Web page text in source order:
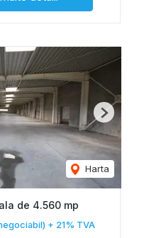
Harta
Next
de 4.560 mp
+ 21% TVA